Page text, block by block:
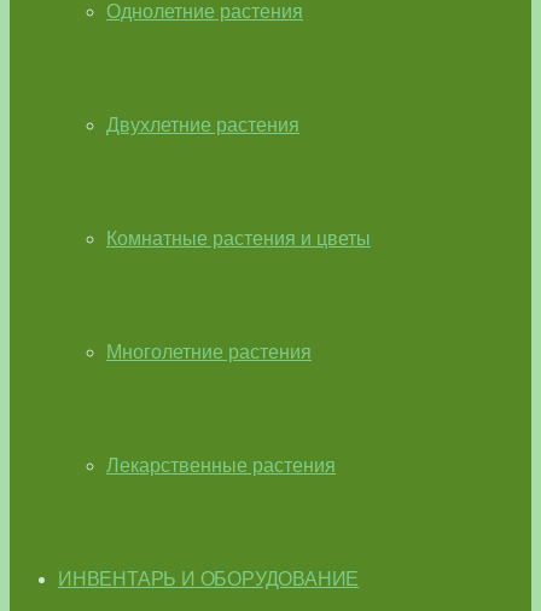
Однолетние растения
Двухлетние растения
Комнатные растения и цветы
Многолетние растения
Лекарственные растения
ИНВЕНТАРЬ И ОБОРУДОВАНИЕ